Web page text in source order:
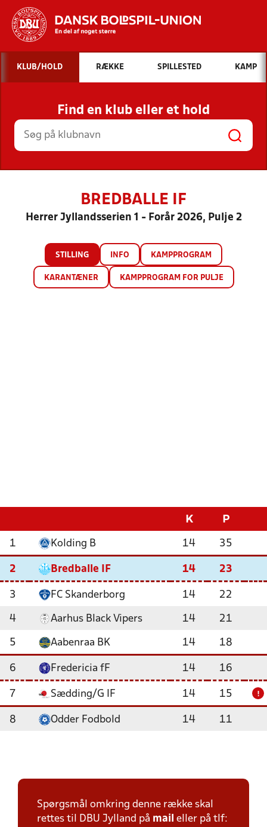
Hvad vil du søge efter?
INDHOLD OG NYHEDER
STILLINGER, RESULTATER, KLUBBER OG
HOLD
KLUB/HOLD RÆKKE SPILLESTED KAMP
Find en klub eller et hold
BREDBALLE IF
Herrer Jyllandsserien 1 - Forår 2026, Pulje 2
STILLING INFO KAMPPROGRAM
KARANTÆNER KAMPPROGRAM FOR PULJE
K P
1 Kolding B 14 35
2 Bredballe IF 14 23
3 FC Skanderborg 14 22
4 Aarhus Black Vipers 14 21
5 Aabenraa BK 14 18
6 Fredericia fF 14 16
7 Sædding/G IF 14 15 !
8 Odder Fodbold 14 11
Spørgsmål omkring denne række skal
rettes til DBU Jylland på mail eller på tlf: